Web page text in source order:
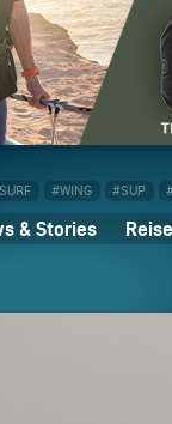
#WING #SUP
& Stories Reise